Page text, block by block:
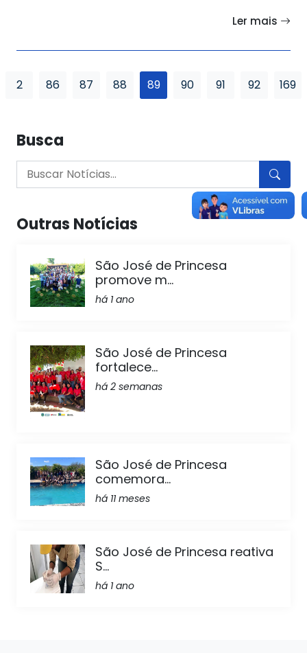
Ler mais
2 86 87 88 89 90 91 92 169
Busca
Outras Notícias
São José de Princesa
promove m...
há 1 ano
São José de Princesa
fortalece...
há 2 semanas
São José de Princesa
comemora...
há 11 meses
São José de Princesa reativa
S...
há 1 ano